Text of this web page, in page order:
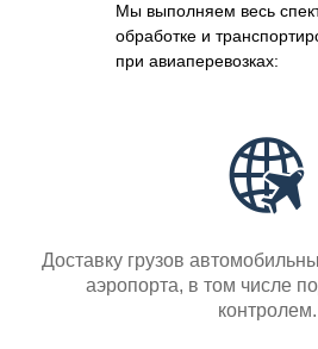
Мы выполняем весь
обработке и
при авиаперевозках:
Доставку грузов
аэропорта, в том числе
контролем.